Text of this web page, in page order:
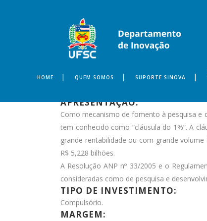
HOME QUEM SOMOS SUPORTE SINOVA
APRESENTAÇÃO:
Como mecanismo de fomento à pesquisa e
tem conhecido como “cláusula do 1%”. A
grande rentabilidade ou com grande
R$ 5,228 bilhões.
A Resolução ANP nº 33/2005 e o
consideradas como de pesquisa e
TIPO DE INVESTIMENTO:
Compulsório.
MARGEM: